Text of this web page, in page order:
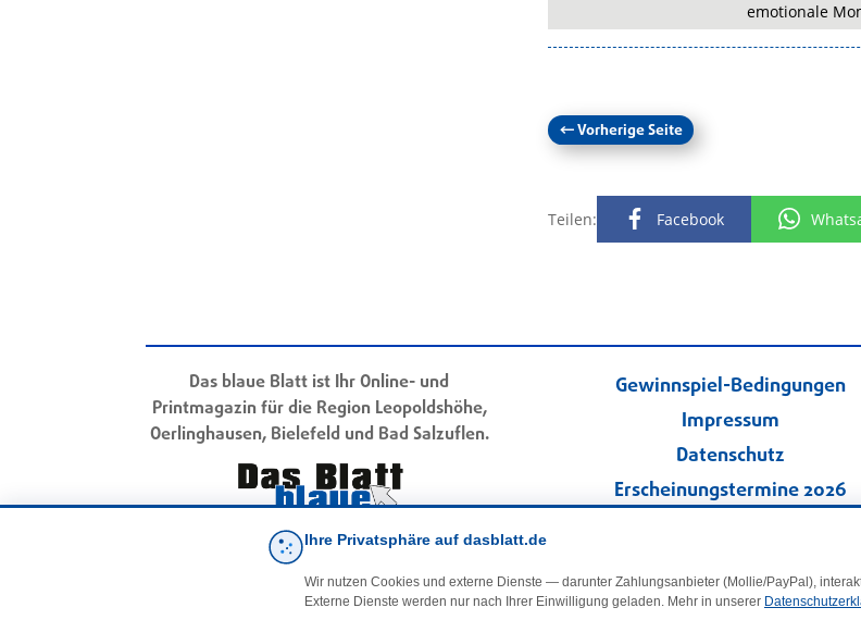
emotionale
←Vorherige Seite
Teilen: Facebook
Das blaue Blatt ist Ihr Online- und
Printmagazin für die Region Leopoldshöhe,
Oerlinghausen, Bielefeld und Bad Salzuflen.
Gewinnspiel-Bedingungen
Impressum
Datenschutz
Erscheinungstermine 2026
Kleinanzeigen
Ihre Privatsphäre auf dasblatt.de
Wir nutzen Cookies und externe Dienste — darunter Zahlungsanbieter (Mollie/PayPal),
Externe Dienste werden nur nach Ihrer Einwilligung geladen. Mehr in unserer